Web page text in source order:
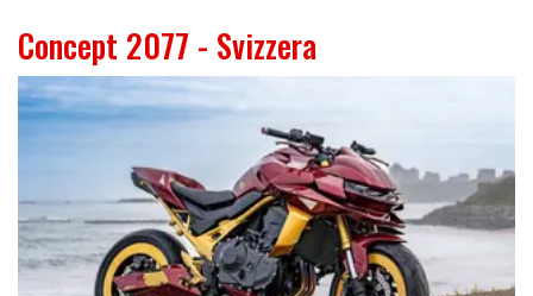
Concept 2077 - Svizzera
I
m
e